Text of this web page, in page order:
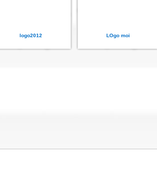
logo2012 LOgo moi